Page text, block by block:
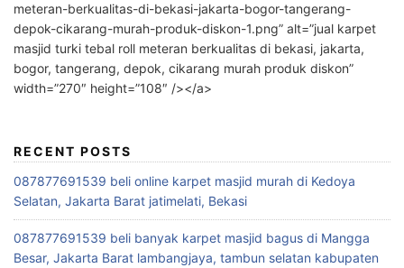
meteran-berkualitas-di-bekasi-jakarta-bogor-tangerang-
depok-cikarang-murah-produk-diskon-1.png” alt=”jual karpet
masjid turki tebal roll meteran berkualitas di bekasi, jakarta,
bogor, tangerang, depok, cikarang murah produk diskon”
width=”270″ height=”108″ /></a>
RECENT POSTS
087877691539 beli online karpet masjid murah di Kedoya
Selatan, Jakarta Barat jatimelati, Bekasi
087877691539 beli banyak karpet masjid bagus di Mangga
Besar, Jakarta Barat lambangjaya, tambun selatan kabupaten